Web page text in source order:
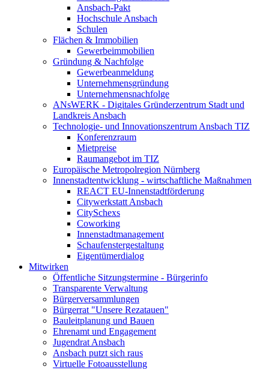
Ansbach-Pakt
Hochschule Ansbach
Schulen
Flächen & Immobilien
Gewerbeimmobilien
Gründung & Nachfolge
Gewerbeanmeldung
Unternehmensgründung
Unternehmensnachfolge
ANsWERK - Digitales Gründerzentrum Stadt und
Landkreis Ansbach
Technologie- und Innovationszentrum Ansbach TIZ
Konferenzraum
Mietpreise
Raumangebot im TIZ
Europäische Metropolregion Nürnberg
Innenstadtentwicklung - wirtschaftliche Maßnahmen
REACT EU-Innenstadtförderung
Citywerkstatt Ansbach
CitySchexs
Coworking
Innenstadtmanagement
Schaufenstergestaltung
Eigentümerdialog
Mitwirken
Öffentliche Sitzungstermine - Bürgerinfo
Transparente Verwaltung
Bürgerversammlungen
Bürgerrat "Unsere Rezatauen"
Bauleitplanung und Bauen
Ehrenamt und Engagement
Jugendrat Ansbach
Ansbach putzt sich raus
Virtuelle Fotoausstellung